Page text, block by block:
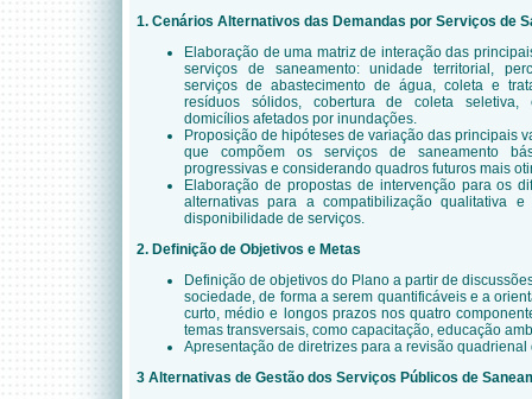
1. Cenários Alternativos das Demandas por Serviços de
Elaboração de uma matriz de interação das
serviços de saneamento: unidade territorial,
serviços de abastecimento de água, coleta e
resíduos sólidos, cobertura de coleta seletiva,
domicílios afetados por inundações.
Proposição de hipóteses de variação das principais
que compõem os serviços de saneamento
progressivas e considerando quadros futuros mais
Elaboração de propostas de intervenção para os
alternativas para a compatibilização qualitativa
disponibilidade de serviços.
2. Definição de Objetivos e Metas
Definição de objetivos do Plano a partir de
sociedade, de forma a serem quantificáveis e a
curto, médio e longos prazos nos quatro
temas transversais, como capacitação, educação
Apresentação de diretrizes para a revisão quadrienal
3 Alternativas de Gestão dos Serviços Públicos de